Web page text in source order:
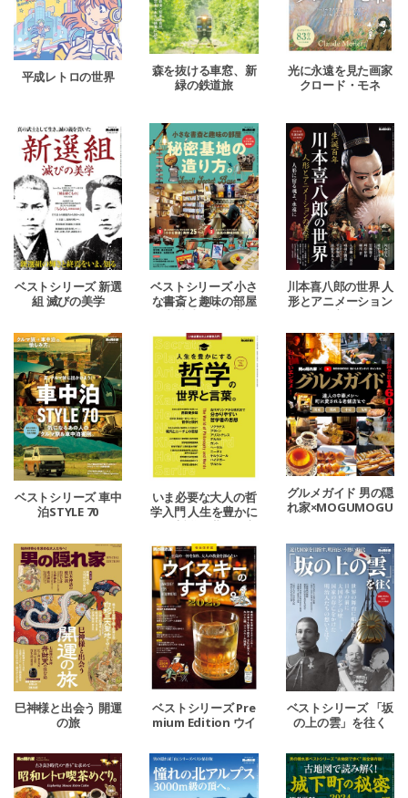
平成レトロの世界
森を抜ける車窓、新
緑の鉄道旅
光に永遠を見た画家
クロード・モネ
ベストシリーズ 新選
組 滅びの美学
ベストシリーズ 小さ
な書斎と趣味の部屋
川本喜八郎の世界 人
形とアニメーション
ベストシリーズ 車中
泊STYLE 70
いま必要な大人の哲
学入門 人生を豊かに
する哲学の世界と言
葉。
グルメガイド 男の隠
れ家×MOGUMOGU
巳神様と出会う 開運
の旅
ベストシリーズ Pre
mium Edition ウイ
25
ベストシリーズ 「坂
の上の雲」を往く